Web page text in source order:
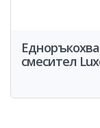
смесител